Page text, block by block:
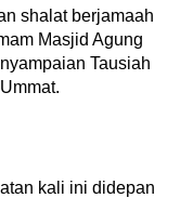
shalat berjamaah
Masjid Agung
Tausiah
kali ini didepan